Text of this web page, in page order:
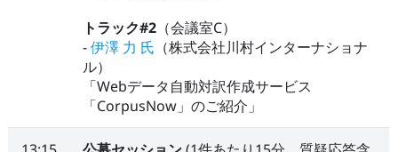
トラック#2（会議室C）
-伊澤 力 氏 （株式会社川村インターナショナ
ル）
「Webデータ自動対訳作成サービス
「CorpusNow」のご紹介」